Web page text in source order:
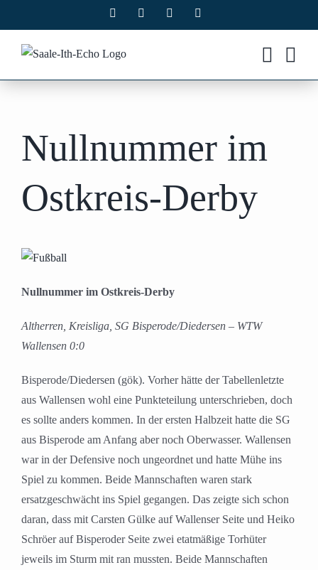
Inhalt
springen
Facebook Instagram
Nullnummer im
Ostkreis-Derby
Nullnummer im Ostkreis-Derby
Altherren, Kreisliga, SG Bisperode/Diedersen – WTW
Wallensen 0:0
Bisperode/Diedersen (gök). Vorher hätte der Tabellenletzte
aus Wallensen wohl eine Punkteteilung unterschrieben, doch
es sollte anders kommen. In der ersten Halbzeit hatte die SG
aus Bisperode am Anfang aber noch Oberwasser. Wallensen
war in der Defensive noch ungeordnet und hatte Mühe ins
Spiel zu kommen. Beide Mannschaften waren stark
ersatzgeschwächt ins Spiel gegangen. Das zeigte sich schon
daran, dass mit Carsten Gülke auf Wallenser Seite und Heiko
Schröer auf Bisperoder Seite zwei etatmäßige Torhüter
jeweils im Sturm mit ran mussten. Beide Mannschaften